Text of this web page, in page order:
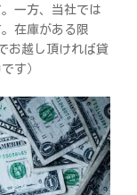
一方、当社では
在庫がある限
お越し頂ければ貸
す）